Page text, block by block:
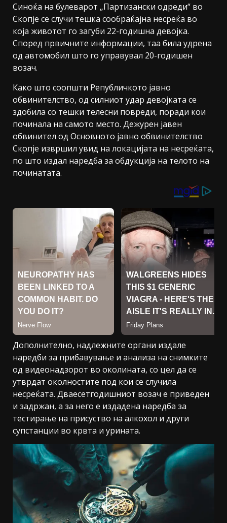
Синоќа на булеварот „Партизански одреди“ во
Скопје се случи тешка сообраќајна несреќа во
која животот го загуби 22-годишна девојка.
Според првичните информации, таа била удрена
од автомобил што го управувал 20-годишен
возач.
Како што соопшти Републичкото јавно
обвинителство, од силниот удар девојката се
здобила со тешки телесни повреди, поради кои
починала на самото место. Дежурен јавен
обвинител од Основното јавно обвинителство
Скопје извршил увид на локацијата на несреќата,
по што издал наредба за обдукција на телото на
починатата.
Дополнително, надлежните органи издале
наредби за прибавување и анализа на снимките
од видеонадзорот во околината, со цел да се
утврдат околностите под кои се случила
несреќата. Дваесетгодишниот возач е приведен
и задржан, а за него е издадена наредба за
тестирање на присуство на алкохол и други
супстанции во крвта и урината.